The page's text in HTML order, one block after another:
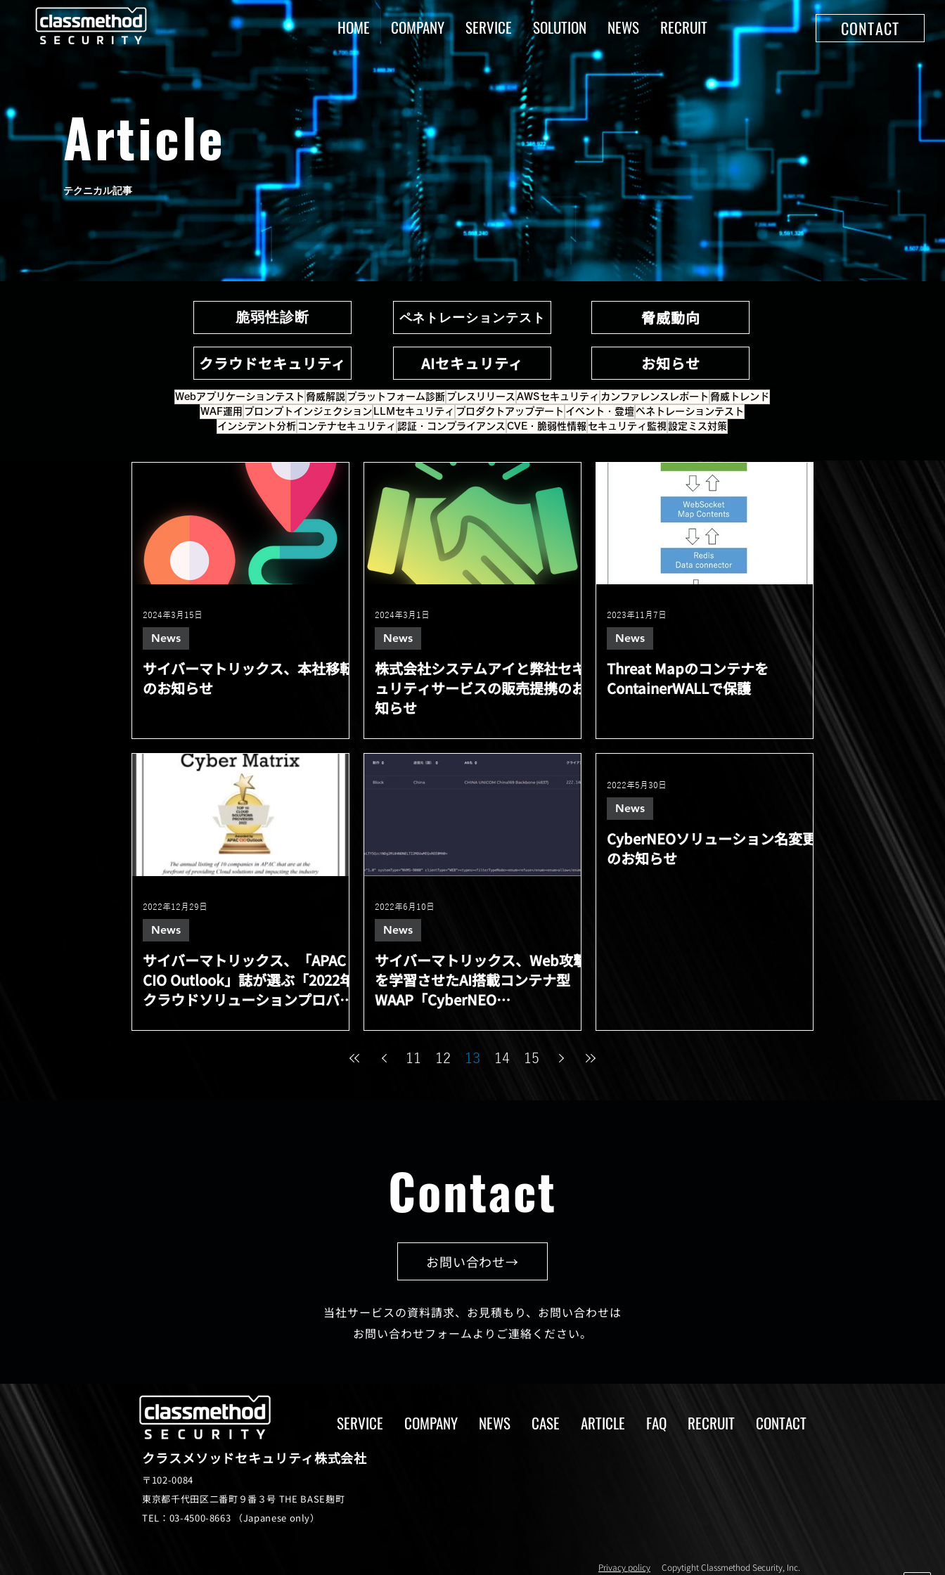
HOME COMPANY SERVICE SOLUTION NEWS RECRUIT CONTACT
Article
テクニカル記事
脆弱性診断
クラウドセキュリティ
ペネトレーションテスト
AIセキュリティ
脅威動向
お知らせ
Webアプリケーションテスト 脅威解説 プラットフォーム診断 プレスリリース AWSセキュリティ カンファレンスレポート 脅威トレンド
WAF運用 プロンプトインジェクション LLMセキュリティ プロダクトアップデート イベント・登壇 ペネトレーションテスト
インシデント分析 コンテナセキュリティ 認証・コンプライアンス CVE・脆弱性情報 セキュリティ監視 設定ミス対策
サイバーマトリックス、本社移転
のお知らせ
News
2024年3月15日
株式会社システムアイと弊社セキ
ュリティサービスの販売提携のお
知らせ
News
2024年3月1日
Threat Mapのコンテナを
ContainerWALLで保護
News
2023年11月7日
サイバーマトリックス、「APAC
CIO Outlook」誌が選ぶ「2022年
クラウドソリューションプロバイ
News
2022年12月29日
サイバーマトリックス、Web攻撃
を学習させたAI搭載コンテナ型
WAAP「CyberNEO
News
2022年6月10日
CyberNEOソリューション名変更
のお知らせ
News
2022年5月30日
11 12 13 14 15
Contact
お問い合わせ→
当社サービスの資料請求、お見積もり、お問い合わせは
お問い合わせフォームよりご連絡ください。
SERVICE COMPANY NEWS CASE ARTICLE FAQ RECRUIT CONTACT
クラスメソッドセキュリティ株式会社
〒102-0084
東京都千代田区二番町９番３号 THE BASE麹町
TEL：03-4500-8663 （Japanese only）
Privacy policy Copytight Classmethod Security, Inc.